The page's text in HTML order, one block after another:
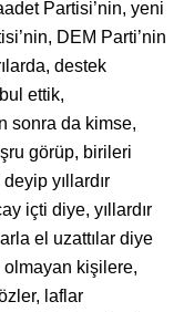
Partisi’nin, yeni
DEM Parti’nin
destek
ettik,
sonra da kimse,
görüp, birileri
yıllardır
içti diye, yıllardır
el uzattılar diye
olmayan kişilere,
laflar